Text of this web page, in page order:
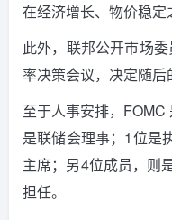
在经济增长、物价稳定
此外，联邦公开市场
率决策会议，决定随后
至于人事安排，
是联储会理事；1位是
主席；另4位成员，则
担任。